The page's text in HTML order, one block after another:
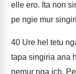
elle ero. Ita non
pe ngie mur
40 Ure hel tetu
tapa singiria ana
nemur nga ich.